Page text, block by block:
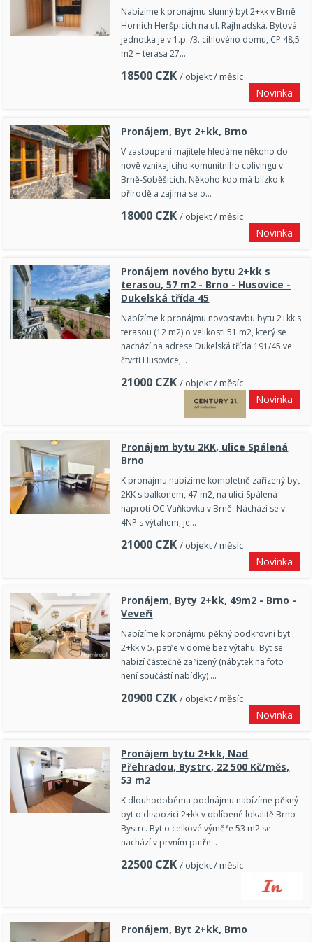
Nabízíme k pronájmu slunný byt 2+kk v Brně
Horních Heršpicích na ul. Rajhradská. Bytová
jednotka je v 1.p. /3. cihlového domu, CP 48,5
m2 + terasa 27…
18500 CZK / objekt / měsíc
Novinka
Pronájem, Byt 2+kk, Brno
V zastoupení majitele hledáme někoho do
nově vznikajícího komunitního colivingu v
Brně-Soběšicích. Někoho kdo má blízko k
přírodě a zajímá se o…
18000 CZK / objekt / měsíc
Novinka
Pronájem nového bytu 2+kk s
terasou, 57 m2 - Brno - Husovice -
Dukelská třída 45
Nabízíme k pronájmu novostavbu bytu 2+kk s
terasou (12 m2) o velikosti 51 m2, který se
nachází na adrese Dukelská třída 191/45 ve
čtvrti Husovice,…
21000 CZK / objekt / měsíc
Novinka
Pronájem bytu 2KK, ulice Spálená
Brno
K pronájmu nabízíme kompletně zařízený byt
2KK s balkonem, 47 m2, na ulici Spálená -
naproti OC Vaňkovka v Brně. Náchází se v
4NP s výtahem, je…
21000 CZK / objekt / měsíc
Novinka
Pronájem, Byty 2+kk, 49m2 - Brno -
Veveří
Nabízíme k pronájmu pěkný podkrovní byt
2+kk v 5. patře v domě bez výtahu. Byt se
nabízí částečně zařízený (nábytek na foto
není součástí nabídky) …
20900 CZK / objekt / měsíc
Novinka
Pronájem bytu 2+kk, Nad
Přehradou, Bystrc, 22 500 Kč/měs,
53 m2
K dlouhodobému podnájmu nabízíme pěkný
byt o dispozici 2+kk v oblíbené lokalitě Brno -
Bystrc. Byt o celkové výměře 53 m2 se
nachází v prvním patře…
22500 CZK / objekt / měsíc
Pronájem, Byt 2+kk, Brno